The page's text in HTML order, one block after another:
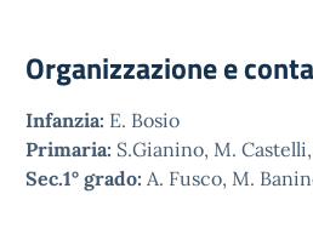
Organizzazione e
Infanzia: E. Bosio
Primaria: S.Gianino, M.
Sec.1° grado: A. Fusco, M.